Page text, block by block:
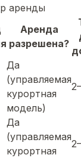
аренды
Аренда
разрешена?
Да
(управляемая
курортная
модель)
Да
(управляемая
курортная